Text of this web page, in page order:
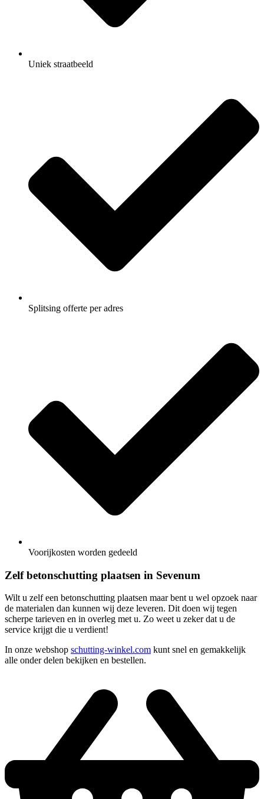
Uniek straatbeeld
Splitsing offerte per adres
Voorijkosten worden gedeeld
Zelf betonschutting plaatsen in Sevenum
Wilt u zelf een betonschutting plaatsen maar bent u wel opzoek naar
de materialen dan kunnen wij deze leveren. Dit doen wij tegen
scherpe tarieven en in overleg met u. Zo weet u zeker dat u de
service krijgt die u verdient!
In onze webshop schutting-winkel.com kunt snel en gemakkelijk
alle onder delen bekijken en bestellen.